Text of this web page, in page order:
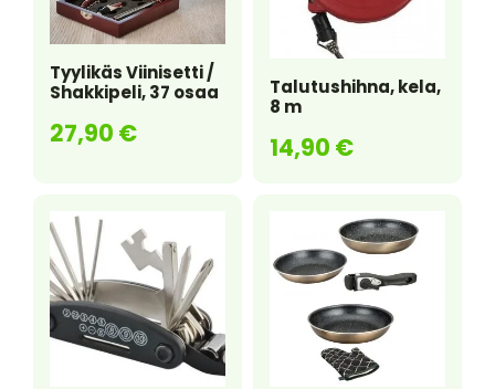
Tyylikäs Viinisetti /
Shakkipeli, 37 osaa
27,90 €
Talutushihna, kela,
8 m
14,90 €